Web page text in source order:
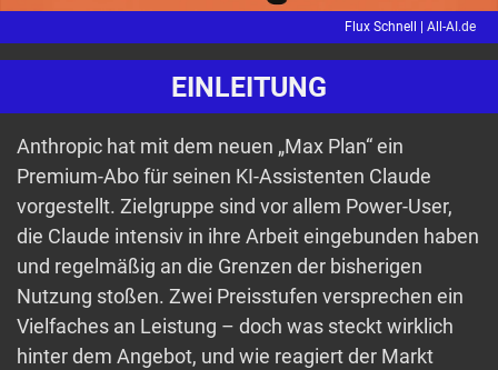
Flux Schnell | All-AI.de
EINLEITUNG
Anthropic hat mit dem neuen „Max Plan“ ein
Premium-Abo für seinen KI-Assistenten Claude
vorgestellt. Zielgruppe sind vor allem Power-User,
die Claude intensiv in ihre Arbeit eingebunden haben
und regelmäßig an die Grenzen der bisherigen
Nutzung stoßen. Zwei Preisstufen versprechen ein
Vielfaches an Leistung – doch was steckt wirklich
hinter dem Angebot, und wie reagiert der Markt